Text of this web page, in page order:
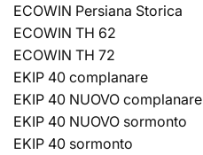
ECOWIN Persiana Storica
ECOWIN TH 62
ECOWIN TH 72
EKIP 40 complanare
EKIP 40 NUOVO complanare
EKIP 40 NUOVO sormonto
EKIP 40 sormonto